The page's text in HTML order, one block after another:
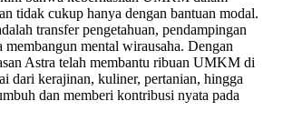
tidak cukup hanya dengan bantuan modal.
transferpengetahuan, pendampingan
membangun mental wirausaha. Dengan
Astra telah membantu ribuan UMKM di
dari kerajinan, kuliner, pertanian, hingga
dan memberi kontribusi nyata pada